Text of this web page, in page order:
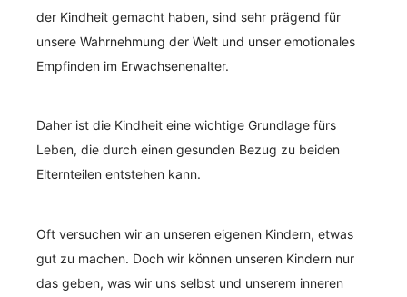
der Kindheit gemacht haben, sind sehr prägend für
unsere Wahrnehmung der Welt und unser emotionales
Empfinden im Erwachsenenalter.
Daher ist die Kindheit eine wichtige Grundlage fürs
Leben, die durch einen gesunden Bezug zu beiden
Elternteilen entstehen kann.
Oft versuchen wir an unseren eigenen Kindern, etwas
gut zu machen. Doch wir können unseren Kindern nur
das geben, was wir uns selbst und unserem inneren